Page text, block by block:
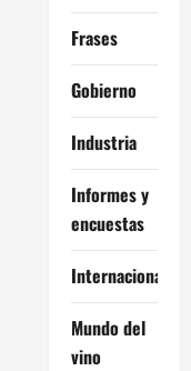
Frases
Gobierno
Industria
Informes y
encuestas
Internacional
Mundo del
vino